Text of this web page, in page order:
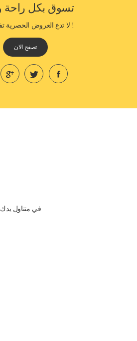
تسوق بكل راحة
! لا تدع العروض الحصرية
تصفح الان
في متناول